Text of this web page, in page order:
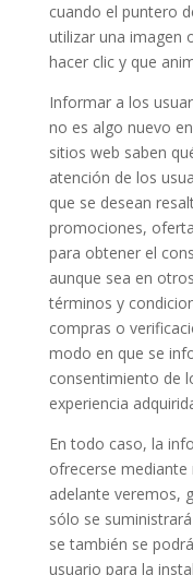
cuando el puntero
utilizar una imagen
hacer clic y que
Informar a los
no es algo nuevo
sitios web saben
atención de los
que se desean
promociones,
para obtener el
aunque sea en
términos y
compras o
modo en que se
consentimiento de
experiencia
En todo caso, la
ofrecerse
adelante veremos,
sólo se
se también se
usuario para la